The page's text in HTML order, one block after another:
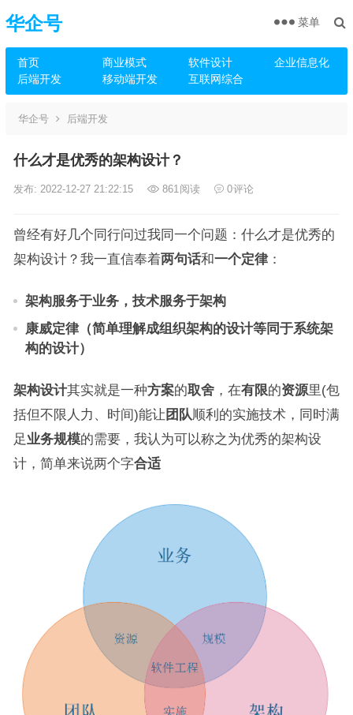
华企号
首页 商业模式 软件设计
企业信息化
后端开发
移动端开发 互联网综合
菜单
华企号 后端开发
什么才是优秀的架构设计？
发布: 2022-12-27 21:22:15 861阅读 0评论
曾经有好几个同行问过我同一个问题：什么才是优秀的
架构设计？我一直信奉着两句话和一个定律：
架构服务于业务，技术服务于架构
康威定律（简单理解成组织架构的设计等同于系统架
构的设计）
架构设计其实就是一种方案的取舍，在有限的资源里(包
括但不限人力、时间)能让 团队顺利的实施技术，同时满
足业务规模的需要，我认为可以称之为优秀的架构设
计，简单来说两个字合适